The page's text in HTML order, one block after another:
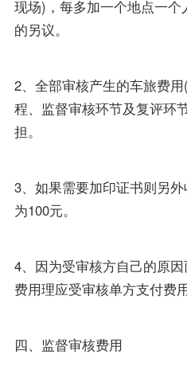
现场)，每多加一个地点一
的另议。
2、全部审核产生的车旅费
程、监督审核环节及复评环
担。
3、如果需要加印证书则另
为100元。
4、因为受审核方自己的原
费用理应受审核单方支付费用
四、监督审核费用